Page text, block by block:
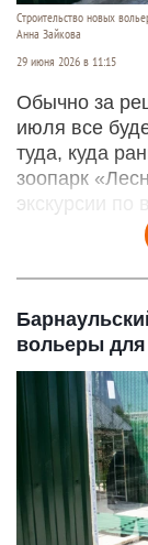
Строительство новых
Анна Зайкова
29 июня 2026 в 11:15
Обычно за
июля все
туда, куда
зоопарк
экскурсии по
вольеры для